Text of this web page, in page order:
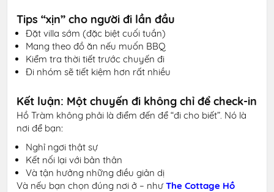
Tips “xịn” cho người đi lần đầu
Đặt villa sớm (đặc biệt cuối tuần)
Mang theo đồ ăn nếu muốn BBQ
Kiểm tra thời tiết trước chuyến đi
Đi nhóm sẽ tiết kiệm hơn rất nhiều
Kết luận: Một chuyến đi không chỉ để check-in
Hồ Tràm không phải là điểm đến để “đi cho biết”. Nó là
nơi để bạn:
Nghỉ ngơi thật sự
Kết nối lại với bản thân
Và tận hưởng những điều giản dị
Và nếu bạn chọn đúng nơi ở – nhưThe Cottage Hồ